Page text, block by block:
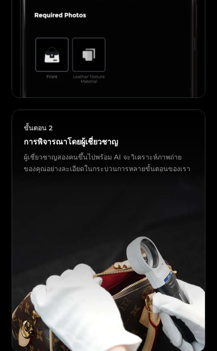
ขั้นตอน 2
การพิจารณาโดยผู้เชี่ยวชาญ
ผู้เชี่ยวชาญสองคนขึ้นไปพร้อม AI จะวิเคราะห์ภาพถ่าย
ของคุณอย่างละเอียดในกระบวนการหลายขั้นตอนของเรา